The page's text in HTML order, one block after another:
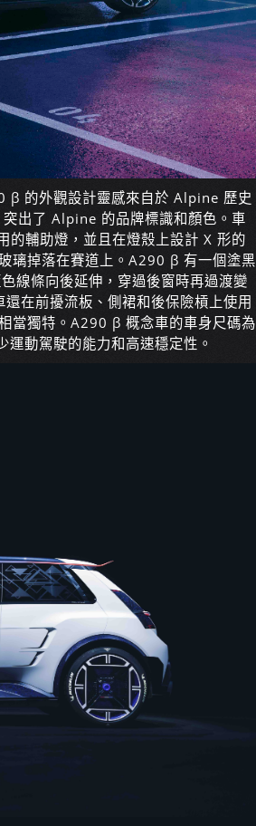
β 的外觀設計靈感來自於 Alpine 歷史
出了 Alpine 的品牌標識和顏色。車
的輔助燈，並且在燈殼上設計 X 形的
璃掉落在賽道上。A290 β 有一個塗黑
線條向後延伸，穿過後窗時再過渡變
在前擾流板、側裙和後保險槓上使用
當獨特。A290 β 概念車的車身尺碼為
動駕駛的能力和高速穩定性。